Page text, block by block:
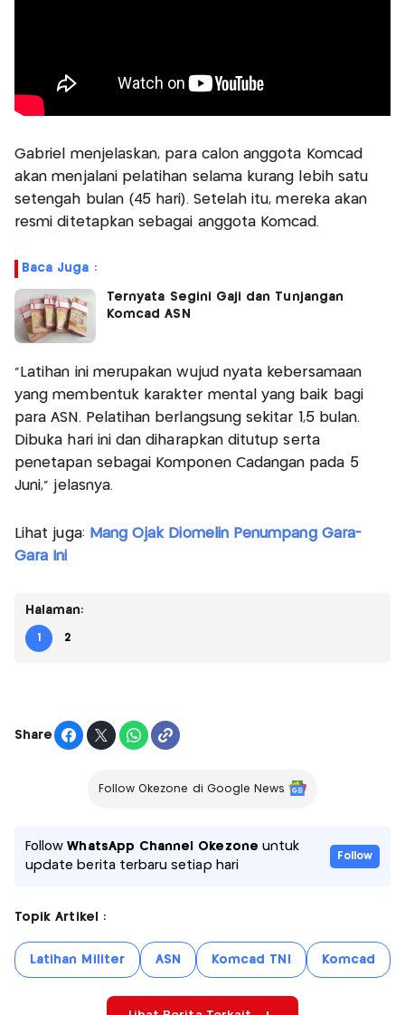
Gabriel menjelaskan, para calon anggota Komcad
akan menjalani pelatihan selama kurang lebih satu
setengah bulan (45 hari). Setelah itu, mereka akan
resmi ditetapkan sebagai anggota Komcad.
Baca Juga :
Ternyata Segini Gaji dan Tunjangan
Komcad ASN
"Latihan ini merupakan wujud nyata kebersamaan
yang membentuk karakter mental yang baik bagi
para ASN. Pelatihan berlangsung sekitar 1,5 bulan.
Dibuka hari ini dan diharapkan ditutup serta
penetapan sebagai Komponen Cadangan pada 5
Juni," jelasnya.
Lihat juga: Mang Ojak Diomelin Penumpang Gara-
Gara Ini
Halaman:
1 2
Share
Follow Okezone di Google News
FollowWhatsApp Channel Okezone untuk
update berita terbaru setiap hari
Follow
Topik Artikel :
Latihan Militer ASN Komcad TNI Komcad